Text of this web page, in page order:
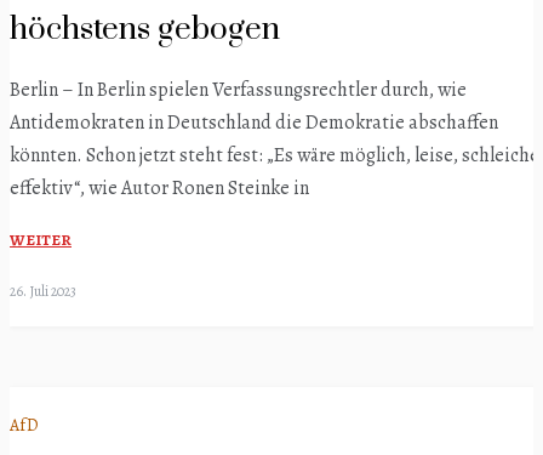
höchstens gebogen
Berlin – In Berlin spielen Verfassungsrechtler durch, wie
Antidemokraten in Deutschland die Demokratie abschaffen
könnten. Schon jetzt steht fest: „Es wäre möglich, leise,
effektiv“, wie Autor Ronen Steinke in
WEITER
26. Juli 2023
AfD